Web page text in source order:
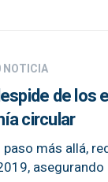
NOTICIA
de los
circular
paso más allá,